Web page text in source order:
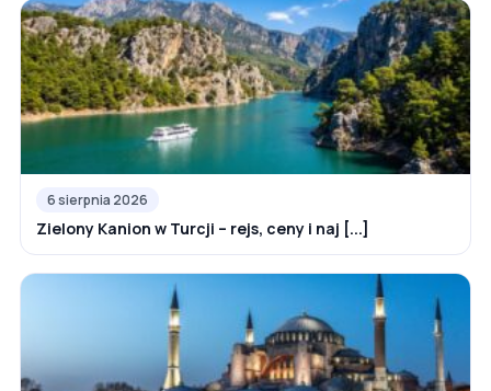
6 sierpnia 2026
Zielony Kanion w Turcji – rejs, ceny i naj [...]